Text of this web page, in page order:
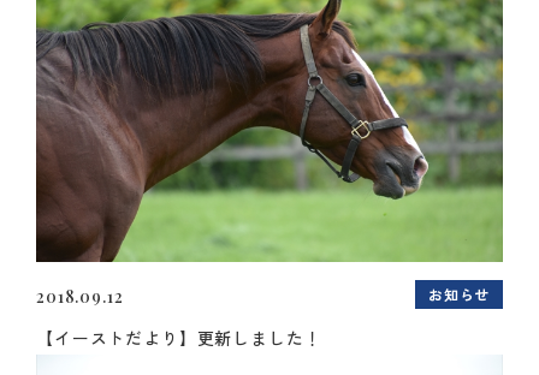
2018.09.12 お知らせ
【イーストだより】更新しました！